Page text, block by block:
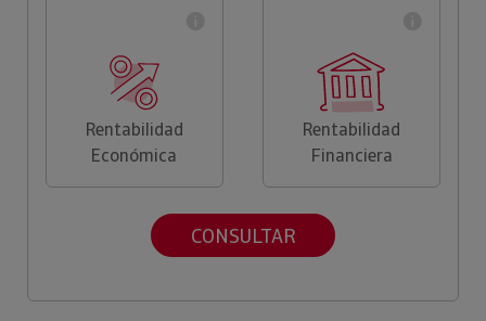
Rentabilidad
Económica
Rentabilidad
Financiera
CONSULTAR